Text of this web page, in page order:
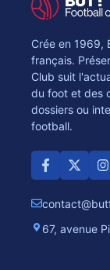
Crée en 1969,
français.
Club suit
du foot et des
dossiers ou
football.
67, avenue